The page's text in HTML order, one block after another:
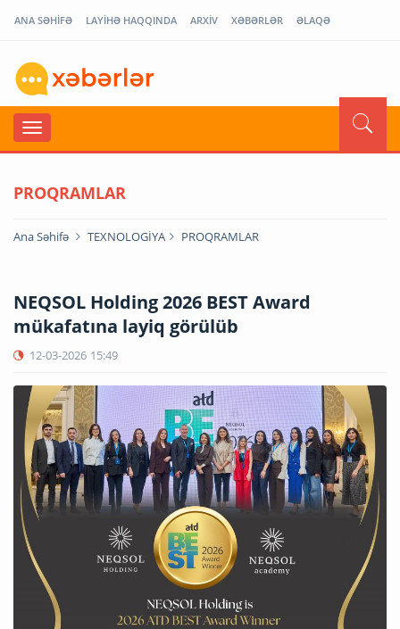
ANA SƏHİFƏ LAYİHƏ HAQQINDA ARXİV XƏBƏRLƏR ƏLAQƏ
PROQRAMLAR
Ana Səhifə TEXNOLOGİYA PROQRAMLAR
NEQSOL Holding 2026 BEST Award
mükafatına layiq görülüb
12-03-2026 15:49